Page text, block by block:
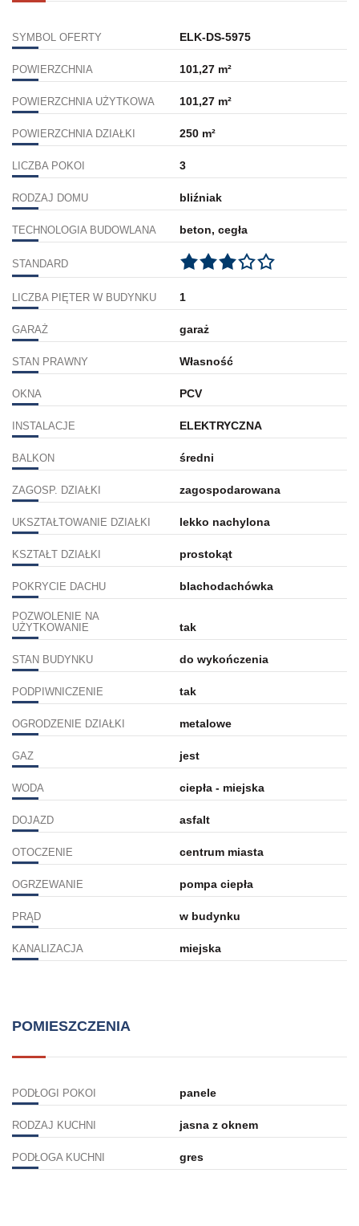
SYMBOL OFERTY ELK-DS-5975
POWIERZCHNIA 101,27 m²
POWIERZCHNIA UŻYTKOWA 101,27 m²
POWIERZCHNIA DZIAŁKI 250 m²
LICZBA POKOI 3
RODZAJ DOMU bliźniak
TECHNOLOGIA BUDOWLANA beton, cegła
STANDARD
LICZBA PIĘTER W BUDYNKU 1
GARAŻ garaż
STAN PRAWNY Własność
OKNA PCV
INSTALACJE ELEKTRYCZNA
BALKON średni
ZAGOSP. DZIAŁKI zagospodarowana
UKSZTAŁTOWANIE DZIAŁKI lekko nachylona
KSZTAŁT DZIAŁKI prostokąt
POKRYCIE DACHU blachodachówka
POZWOLENIE NA
UŻYTKOWANIE
tak
STAN BUDYNKU do wykończenia
PODPIWNICZENIE tak
OGRODZENIE DZIAŁKI metalowe
GAZ jest
WODA ciepła - miejska
DOJAZD asfalt
OTOCZENIE centrum miasta
OGRZEWANIE pompa ciepła
PRĄD w budynku
KANALIZACJA miejska
POMIESZCZENIA
PODŁOGI POKOI panele
RODZAJ KUCHNI jasna z oknem
PODŁOGA KUCHNI gres